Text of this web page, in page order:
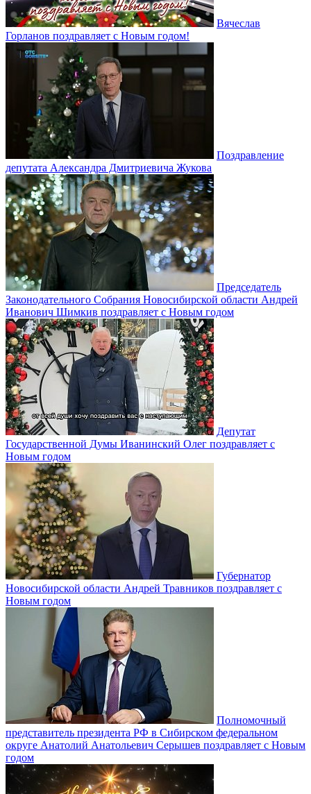
Вячеслав
Горланов поздравляет с Новым годом!
Поздравление
депутата Александра Дмитриевича Жукова
Председатель
Законодательного Собрания Новосибирской области Андрей
Иванович Шимкив поздравляет с Новым годом
Депутат
Государственной Думы Иванинский Олег поздравляет с
Новым годом
Губернатор
Новосибирской области Андрей Травников поздравляет с
Новым годом
Полномочный
представитель президента РФ в Сибирском федеральном
округе Анатолий Анатольевич Серышев поздравляет с Новым
годом